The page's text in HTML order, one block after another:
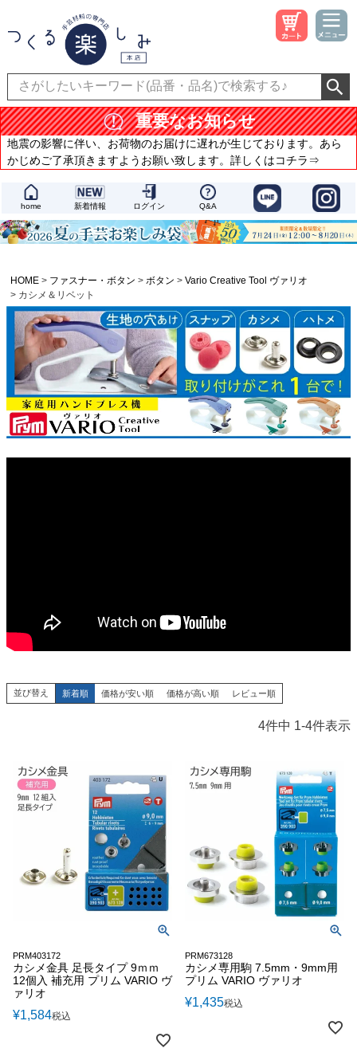
重要なお知らせ
地震の影響に伴い、お荷物のお届けに遅れが生じております。あら
かじめご了承頂きますようお願い致します。詳しくはコチラ⇒
home 新着情報 ログイン Q&A
HOME ファスナー・ボタン ボタン
Vario Creative Tool ヴァリオ
カシメ＆リベット
並び替え 新着順 価格が安い順 価格が高い順 レビュー順
4件中 1-4件表示
PRM403172
カシメ金具 足長タイプ 9ｍｍ
12個入 補充用 プリム VARIO ヴ
ァリオ
¥1,584税込
PRM673128
カシメ専用駒 7.5mm・9mm用
プリム VARIO ヴァリオ
¥1,435税込